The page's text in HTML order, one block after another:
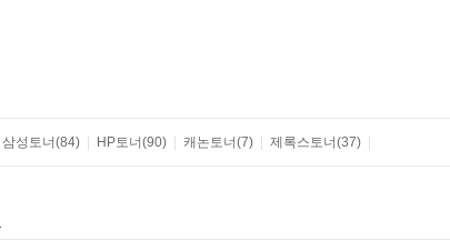
삼성토너(84) HP토너(90) 캐논토너(7) 제록스토너(37)